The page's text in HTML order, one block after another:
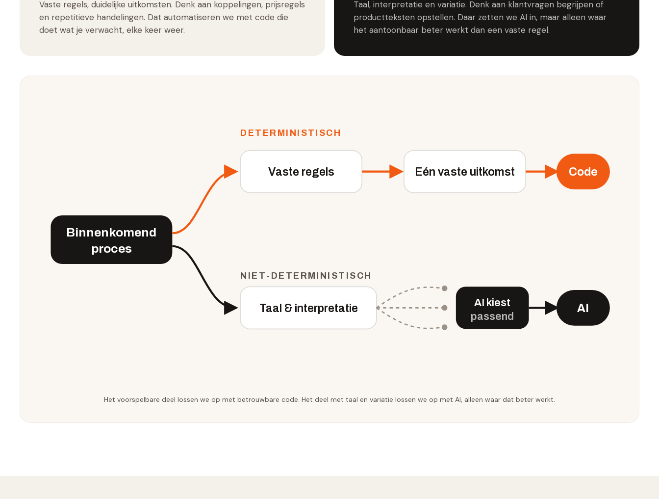
Vaste regels, duidelijke uitkomsten. Denk aan koppelingen, prijsregels
en repetitieve handelingen. Dat automatiseren we met code die
doet wat je verwacht, elke keer weer.
Taal, interpretatie en variatie. Denk aan klantvragen begrijpen of
productteksten opstellen. Daar zetten we AI in, maar alleen waar
het aantoonbaar beter werkt dan een vaste regel.
Binnenkomend
proces
DETERMINISTISCH
Vaste regels Eén vaste uitkomst Code
NIET-DETERMINISTISCH
Taal & interpretatie AI kiest
passend
AI
Het voorspelbare deel lossen we op met betrouwbare code. Het deel met taal en variatie lossen we op met AI, alleen waar dat beter werkt.